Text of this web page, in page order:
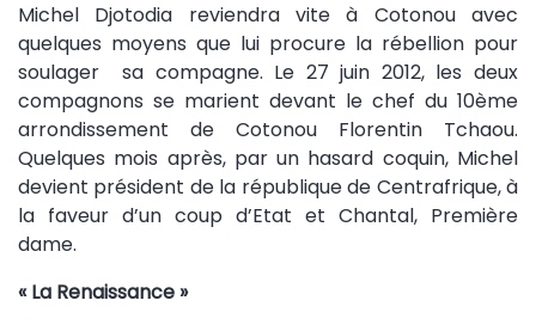
Michel Djotodia reviendra vite à Cotonou avec
quelques moyens que lui procure la rébellion pour
soulager sa compagne. Le 27 juin 2012, les deux
compagnons se marient devant le chef du 10ème
arrondissement de Cotonou Florentin Tchaou.
Quelques mois après, par un hasard coquin, Michel
devient président de la république de Centrafrique, à
la faveur d’un coup d’Etat et Chantal, Première
dame.
« La Renaissance »